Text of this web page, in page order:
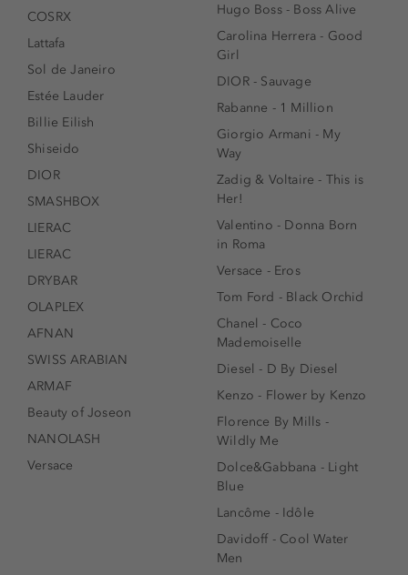
COSRX
Lattafa
Sol de Janeiro
Estée Lauder
Billie Eilish
Shiseido
DIOR
SMASHBOX
LIERAC
LIERAC
DRYBAR
OLAPLEX
AFNAN
SWISS ARABIAN
ARMAF
Beauty of Joseon
NANOLASH
Versace
Hugo Boss - Boss Alive
Carolina Herrera - Good
Girl
DIOR - Sauvage
Rabanne - 1 Million
Giorgio Armani - My
Way
Zadig & Voltaire - This is
Her!
Valentino - Donna Born
in Roma
Versace - Eros
Tom Ford - Black Orchid
Chanel - Coco
Mademoiselle
Diesel - D By Diesel
Kenzo - Flower by Kenzo
Florence By Mills -
Wildly Me
Dolce&Gabbana - Light
Blue
Lancôme - Idôle
Davidoff - Cool Water
Men